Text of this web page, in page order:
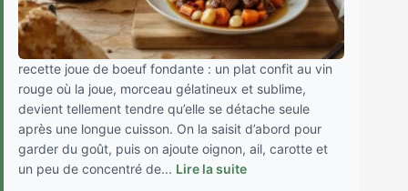
recette joue de boeuf fondante : un plat confit au vin
rouge où la joue, morceau gélatineux et sublime,
devient tellement tendre qu’elle se détache seule
après une longue cuisson. On la saisit d’abord pour
garder du goût, puis on ajoute oignon, ail, carotte et
un peu de concentré de... Lire la suite